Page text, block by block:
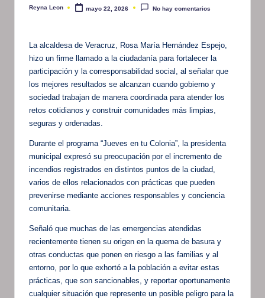
Publicado
Reyna Leon mayo 22, 2026 No hay comentarios
La alcaldesa de Veracruz, Rosa María Hernández Espejo,
hizo un firme llamado a la ciudadanía para fortalecer la
participación y la corresponsabilidad social, al señalar que
los mejores resultados se alcanzan cuando gobierno y
sociedad trabajan de manera coordinada para atender los
retos cotidianos y construir comunidades más limpias,
seguras y ordenadas.
Durante el programa “Jueves en tu Colonia”, la presidenta
municipal expresó su preocupación por el incremento de
incendios registrados en distintos puntos de la ciudad,
varios de ellos relacionados con prácticas que pueden
prevenirse mediante acciones responsables y conciencia
comunitaria.
Señaló que muchas de las emergencias atendidas
recientemente tienen su origen en la quema de basura y
otras conductas que ponen en riesgo a las familias y al
entorno, por lo que exhortó a la población a evitar estas
prácticas, que son sancionables, y reportar oportunamente
cualquier situación que represente un posible peligro para la